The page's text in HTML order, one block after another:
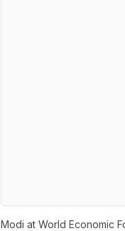
Modi at World Economic